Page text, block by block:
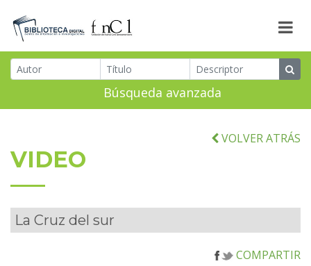
Búsqueda avanzada
VOLVER ATRÁS
VIDEO
La Cruz del sur
COMPARTIR